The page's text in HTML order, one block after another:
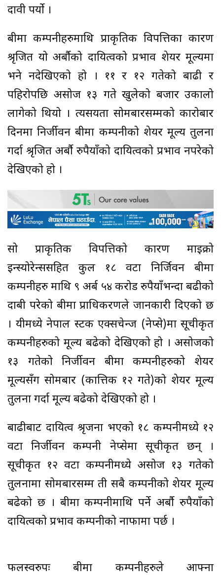
दावी पर्यो ।
बीमा कम्पनीहरुमाथि प्राकृतिक विपत्तिका कारण
श्रृजित यो अर्बौको दायित्वको प्रभाव शेयर मूल्यमा
भने नदेखिएको हो । ११ र १२ गतेको बाढी र
पहिरोपछि असोज १३ गते खुलेको बजार उकालो
लागेको थियो । त्यसयता सोमबारसम्मको कारोबार
दिनमा निर्जीवन बीमा कम्पनीको शेयर मूल्य तुलना
गर्दा श्रृजित अर्बौ रुपैयाँको दायित्वको प्रभाव नपरेको
देखिएको हो ।
सो प्राकृतिक विपत्तिको कारण माइक्रो
इन्स्योरेन्ससहित कुल १८ वटा निर्जिवन बीमा
कम्पनीहरु माथि ९ अर्ब ५४ करोड रुपैयाँभन्दा बढीको
दाबी परेको बीमा प्राधिकरणले जानकारी दिएको छ
। यीमध्ये नेपाल स्टक एक्सचेन्ज (नेप्से)मा सूचीकृत
कम्पनीहरुको मूल्य बढेको देखिएको हो । असोजको
१३ गतेको निर्जीवन बीमा कम्पनीहरुको शेयर
मूल्यसँग सोमबार (कात्तिक १२ गते)को शेयर मूल्य
तुलना गर्दा मूल्य बढेको देखिएको हो ।
बाढीबाट दायित्व श्रृजना भएको १८ कम्पनीमध्ये १२
वटा निर्जीवन कम्पनी नेप्सेमा सूचीकृत छन् ।
सूचीकृत १२ वटा कम्पनीमध्ये असोज १३ गतेको
तुलनामा सोमबारसम्म ती सबै कम्पनीको शेयर मूल्य
बढेको छ । बीमा कम्पनीमाथि पर्ने अर्बौ रुपैयाँको
दायित्वको प्रभाव कम्पनीको नाफामा पर्छ ।
फलस्वरुपः बीमा कम्पनीहरुले आफ्ना